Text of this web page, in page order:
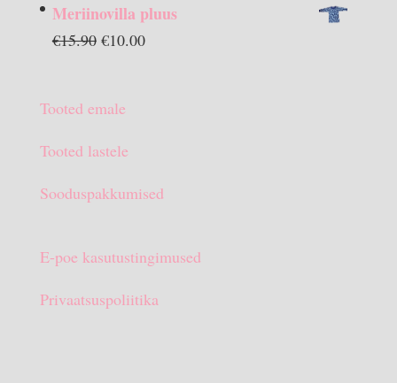
on:
Meriinovilla pluus
€15.90 Algne
€15.90.
€10.00Praegune
Tooted emale
Tooted lastele
Sooduspakkumised
E-poe kasutustingimused
Privaatsuspoliitika